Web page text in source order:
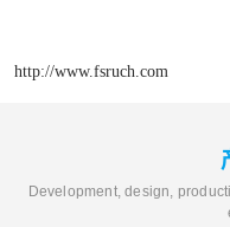
http://www.fsruch.com
Development, design,